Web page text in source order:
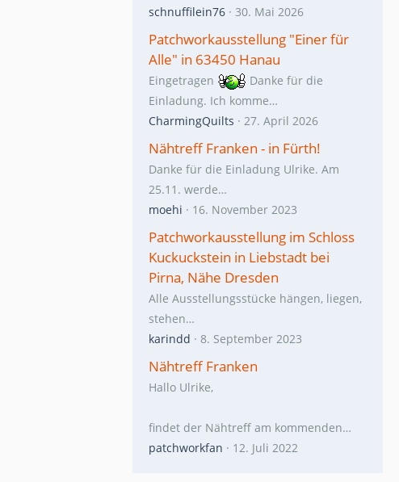
schnuffilein76
30. Mai 2026
Patchworkausstellung "Einer für
Alle" in 63450 Hanau
Eingetragen
Danke für die
Einladung. Ich komme…
CharmingQuilts
27. April 2026
Nähtreff Franken - in Fürth!
Danke für die Einladung Ulrike. Am
25.11. werde…
moehi
16. November 2023
Patchworkausstellung im Schloss
Kuckuckstein in Liebstadt bei
Pirna, Nähe Dresden
Alle Ausstellungsstücke hängen, liegen,
stehen…
karindd
8. September 2023
Nähtreff Franken
Hallo Ulrike,
findet der Nähtreff am kommenden…
patchworkfan
12. Juli 2022